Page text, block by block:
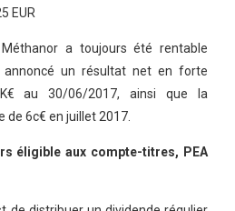
EUR
a toujours été rentable
un résultat net en forte
au 30/06/2017, ainsi que la
de 6c€ en juillet 2017.
éligible aux compte-titres, PEA